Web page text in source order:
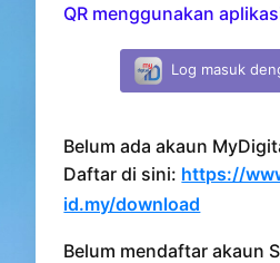
QR menggunakan
Log masuk
Belum ada akaun
Daftar di sini: https://
id.my/download
Belum mendaftar akaun